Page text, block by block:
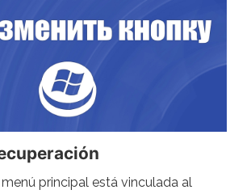
principal está vinculada al